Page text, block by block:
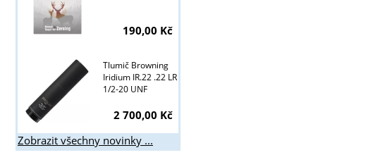
190,00 Kč
Tlumič Browning
Iridium IR.22 .22 LR
1/2-20 UNF
2 700,00 Kč
Zobrazit všechny novinky ...